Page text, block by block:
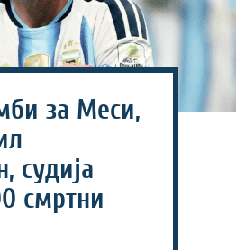
за Меси,
судија
смртни